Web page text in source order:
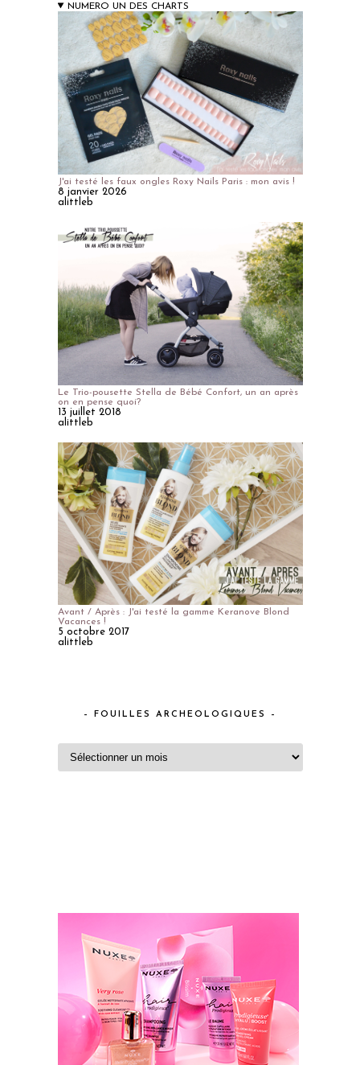
NUMERO UN DES CHARTS
J'ai testé les faux ongles Roxy Nails Paris : mon avis !
8 janvier 2026
alittleb
Le Trio-pousette Stella de Bébé Confort, un an après
on en pense quoi?
13 juillet 2018
alittleb
Avant / Après : J'ai testé la gamme Keranove Blond
Vacances !
5 octobre 2017
alittleb
– FOUILLES ARCHEOLOGIQUES –